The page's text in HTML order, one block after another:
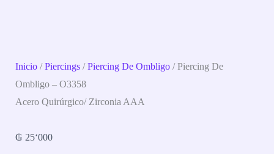
Inicio /Piercings /Piercing De Ombligo / Piercing De
Ombligo – O3358
Acero Quirúrgico/ Zirconia AAA
₲ 25‘000